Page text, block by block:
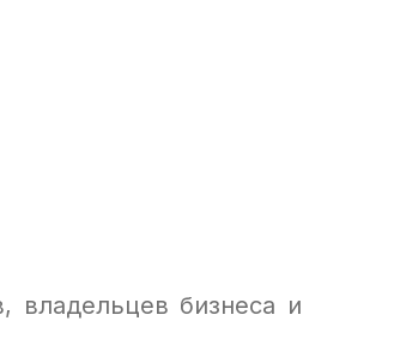
владельцев бизнеса и